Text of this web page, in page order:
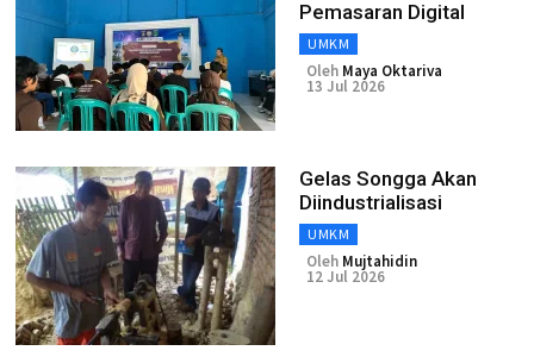
Pemasaran Digital
UMKM
Oleh Maya Oktariva
13 Jul 2026
Gelas Songga Akan
Diindustrialisasi
UMKM
Oleh Mujtahidin
12 Jul 2026